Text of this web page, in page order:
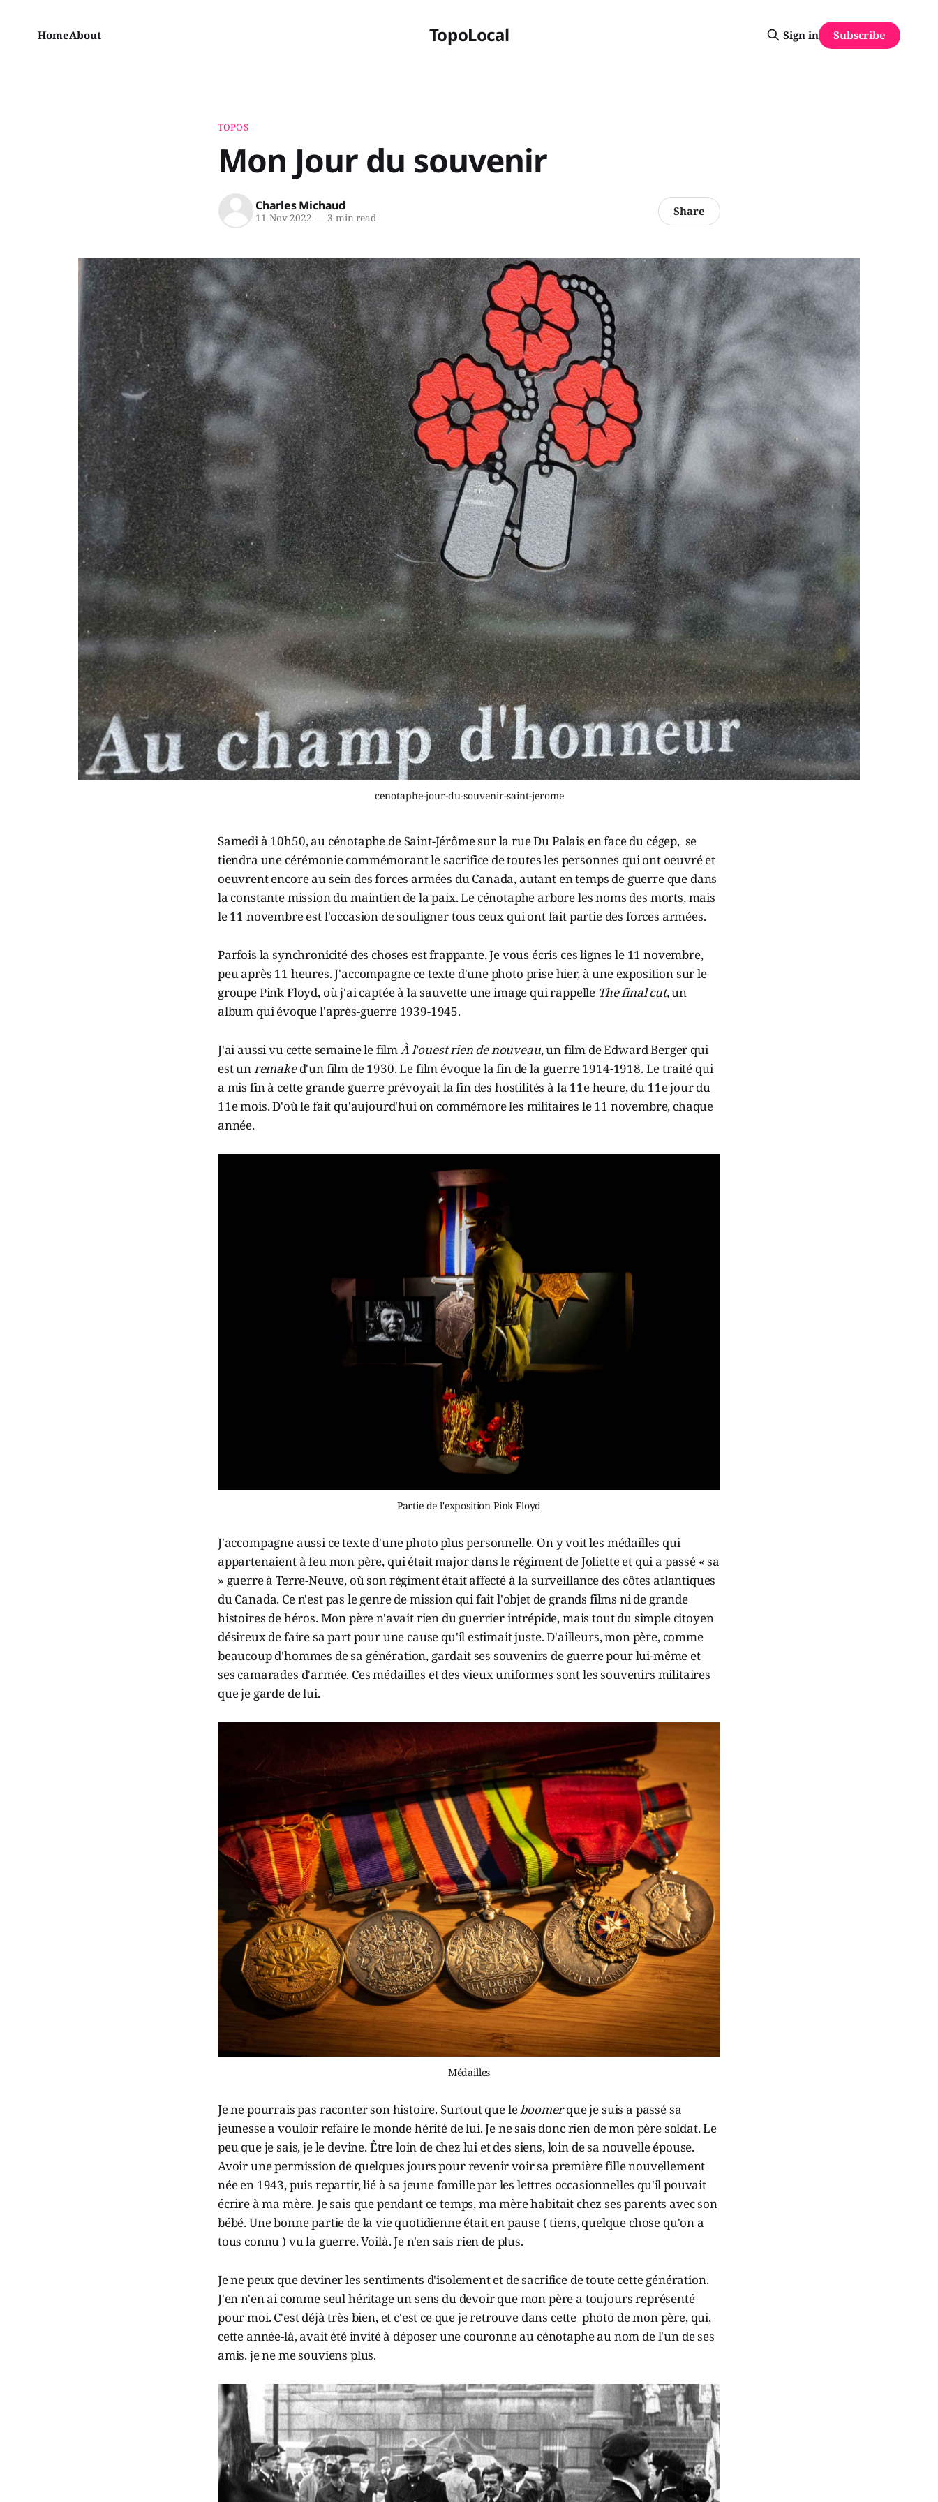
TopoLocal
HomeAbout Sign in Subscribe
TOPOS
Mon Jour du souvenir
Charles Michaud
11 Nov 2022 —3 min read Share
cenotaphe-jour-du-souvenir-saint-jerome
Samedi à 10h50, au cénotaphe de Saint-Jérôme sur la rue Du Palais en face du cégep, se
tiendra une cérémonie commémorant le sacrifice de toutes les personnes qui ont oeuvré et
oeuvrent encore au sein des forces armées du Canada, autant en temps de guerre que dans
la constante mission du maintien de la paix. Le cénotaphe arbore les noms des morts, mais
le 11 novembre est l'occasion de souligner tous ceux qui ont fait partie des forces armées.
Parfois la synchronicité des choses est frappante. Je vous écris ces lignes le 11 novembre,
peu après 11 heures. J'accompagne ce texte d'une photo prise hier, à une exposition sur le
groupe Pink Floyd, où j'ai captée à la sauvette une image qui rappelle The final cut,un
album qui évoque l'après-guerre 1939-1945.
J'ai aussi vu cette semaine le filmÀ l'ouest rien de nouveau, un film de Edward Berger qui
est unremaked'un film de 1930. Le film évoque la fin de la guerre 1914-1918. Le traité qui
a mis fin à cette grande guerre prévoyait la fin des hostilités à la 11e heure, du 11e jour du
11e mois. D'où le fait qu'aujourd'hui on commémore les militaires le 11 novembre, chaque
année.
Partie de l'exposition Pink Floyd
J'accompagne aussi ce texte d'une photo plus personnelle. On y voit les médailles qui
appartenaient à feu mon père, qui était major dans le régiment de Joliette et qui a passé « sa
» guerre à Terre-Neuve, où son régiment était affecté à la surveillance des côtes atlantiques
du Canada. Ce n'est pas le genre de mission qui fait l'objet de grands films ni de grande
histoires de héros. Mon père n'avait rien du guerrier intrépide, mais tout du simple citoyen
désireux de faire sa part pour une cause qu'il estimait juste. D'ailleurs, mon père, comme
beaucoup d'hommes de sa génération, gardait ses souvenirs de guerre pour lui-même et
ses camarades d'armée. Ces médailles et des vieux uniformes sont les souvenirs militaires
que je garde de lui.
Médailles
Je ne pourrais pas raconter son histoire. Surtout que leboomerque je suis a passé sa
jeunesse a vouloir refaire le monde hérité de lui. Je ne sais donc rien de mon père soldat. Le
peu que je sais, je le devine. Être loin de chez lui et des siens, loin de sa nouvelle épouse.
Avoir une permission de quelques jours pour revenir voir sa première fille nouvellement
née en 1943, puis repartir, lié à sa jeune famille par les lettres occasionnelles qu'il pouvait
écrire à ma mère. Je sais que pendant ce temps, ma mère habitait chez ses parents avec son
bébé. Une bonne partie de la vie quotidienne était en pause ( tiens, quelque chose qu'on a
tous connu ) vu la guerre. Voilà. Je n'en sais rien de plus.
Je ne peux que deviner les sentiments d'isolement et de sacrifice de toute cette génération.
J'en n'en ai comme seul héritage un sens du devoir que mon père a toujours représenté
pour moi. C'est déjà très bien, et c'est ce que je retrouve dans cette photo de mon père, qui,
cette année-là, avait été invité à déposer une couronne au cénotaphe au nom de l'un de ses
amis. je ne me souviens plus.